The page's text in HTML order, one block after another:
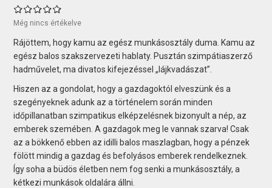
Még nincs értékelve
Rájöttem, hogy kamu az egész munkásosztály duma. Kamu az
egész balos szakszervezeti hablaty. Pusztán szimpátiaszerző
hadművelet, ma divatos kifejezéssel „lájkvadászat”.
Hiszen az a gondolat, hogy a gazdagoktól elveszünk és a
szegényeknek adunk az a történelem során minden
időpillanatban szimpatikus elképzelésnek bizonyult a nép, az
emberek szemében. A gazdagok meg le vannak szarva! Csak
az a bökkenő ebben az idilli balos maszlagban, hogy a pénzek
fölött mindig a gazdag és befolyásos emberek rendelkeznek.
Így soha a büdös életben nem fog senki a munkásosztály, a
kétkezi munkások oldalára állni.